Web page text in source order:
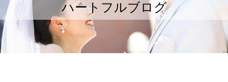
ハートフルブログ